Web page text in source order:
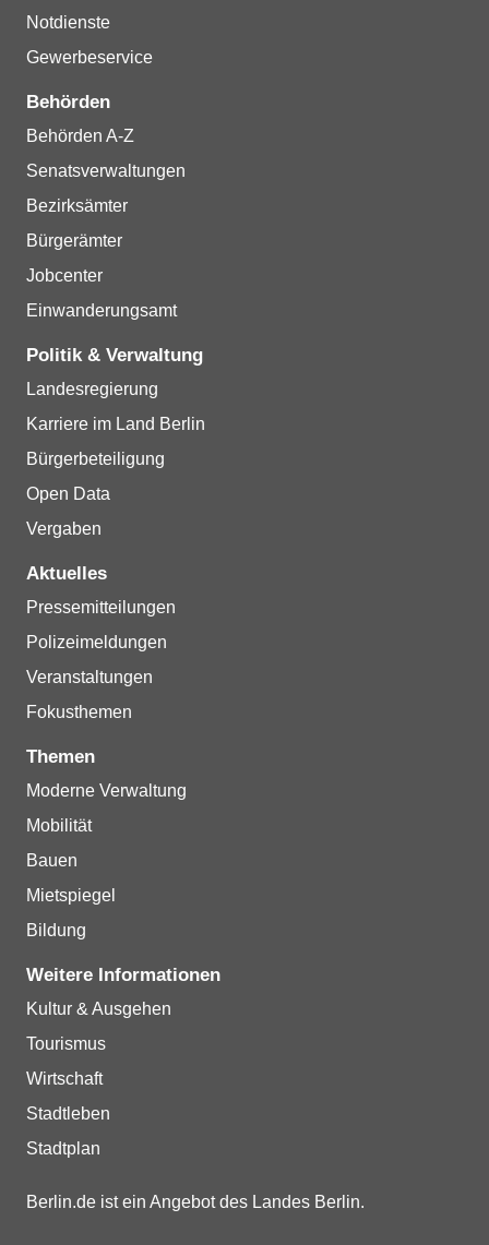
Notdienste
Gewerbeservice
Behörden
Behörden A-Z
Senatsverwaltungen
Bezirksämter
Bürgerämter
Jobcenter
Einwanderungsamt
Politik & Verwaltung
Landesregierung
Karriere im Land Berlin
Bürgerbeteiligung
Open Data
Vergaben
Aktuelles
Pressemitteilungen
Polizeimeldungen
Veranstaltungen
Fokusthemen
Themen
Moderne Verwaltung
Mobilität
Bauen
Mietspiegel
Bildung
Weitere Informationen
Kultur & Ausgehen
Tourismus
Wirtschaft
Stadtleben
Stadtplan
Berlin.de ist ein Angebot des Landes Berlin.